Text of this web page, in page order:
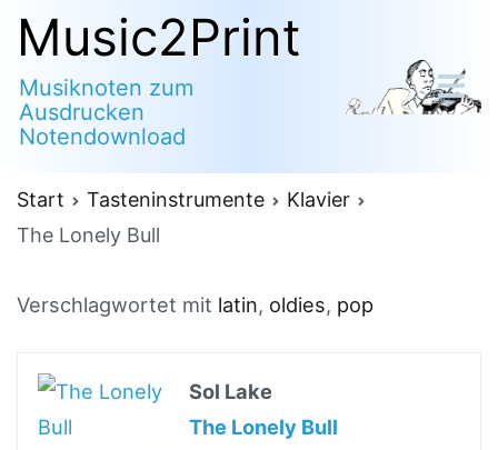
Zum
Inhalt
springen
Music2Print
Musiknoten zum
Ausdrucken
Notendownload
Start Tasteninstrumente
Klavier
The Lonely Bull
Verschlagwortet mit latin, oldies, pop
Sol Lake
The Lonely Bull